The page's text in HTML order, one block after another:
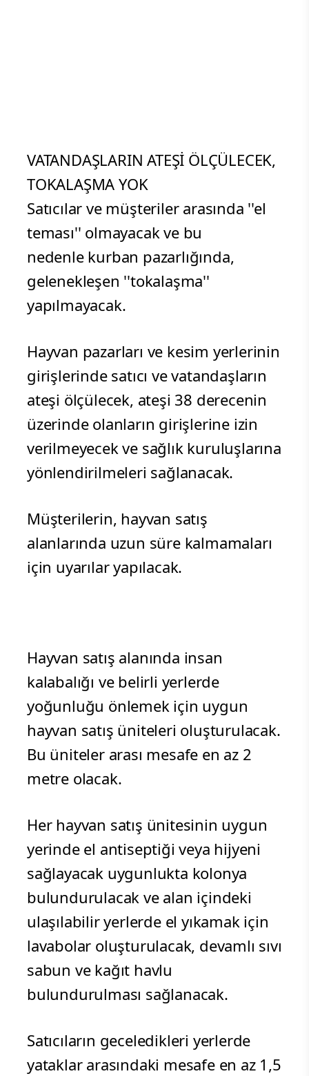
VATANDAŞLARIN ATEŞİ ÖLÇÜLECEK,
TOKALAŞMA YOK
Satıcılar ve müşteriler arasında ''el
teması'' olmayacak ve bu
nedenle kurban pazarlığında,
gelenekleşen ''tokalaşma''
yapılmayacak.
Hayvan pazarları ve kesim yerlerinin
girişlerinde satıcı ve vatandaşların
ateşi ölçülecek, ateşi 38 derecenin
üzerinde olanların girişlerine izin
verilmeyecek ve sağlık kuruluşlarına
yönlendirilmeleri sağlanacak.
Müşterilerin, hayvan satış
alanlarında uzun süre kalmamaları
için uyarılar yapılacak.
Hayvan satış alanında insan
kalabalığı ve belirli yerlerde
yoğunluğu önlemek için uygun
hayvan satış üniteleri oluşturulacak.
Bu üniteler arası mesafe en az 2
metre olacak.
Her hayvan satış ünitesinin uygun
yerinde el antiseptiği veya hijyeni
sağlayacak uygunlukta kolonya
bulundurulacak ve alan içindeki
ulaşılabilir yerlerde el yıkamak için
lavabolar oluşturulacak, devamlı sıvı
sabun ve kağıt havlu
bulundurulması sağlanacak.
Satıcıların geceledikleri yerlerde
yataklar arasındaki mesafe en az 1,5